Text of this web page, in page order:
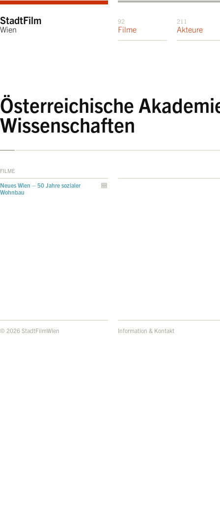
StadtFilm
Wien
92
Filme
211
Akteure
Österreichische
Wissenschaften
FILME
Neues Wien – 50 Jahre sozialer
Wohnbau
© 2026 StadtFilmWien Information & Kontakt